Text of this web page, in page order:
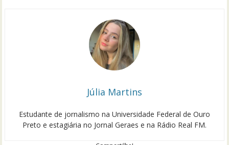
Júlia Martins
Estudante de jornalismo na Universidade Federal de Ouro
Preto e estagiária no Jornal Geraes e na Rádio Real FM.